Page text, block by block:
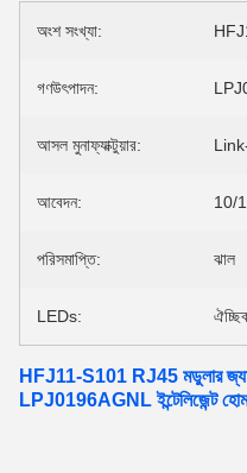
অংশ সংখ্যা:
গণউৎপাদন:
আসল মুনাফ্যাক্টুয়ার:
আবেদন: 10/
পরিসমাপ্তি: ঝাল
LEDs:
HFJ11-S101 RJ45 মডুলার
LPJ0196AGNL ইন্টেলিজেন্ট হোম